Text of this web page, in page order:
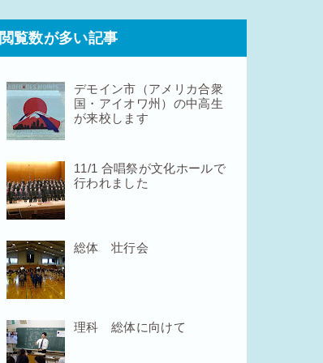
閲覧数が多い記事
デモイン市（アメリカ合衆
国・アイオワ州）の中高生
が来校します
11/1 合唱祭が文化ホールで
行われました
総体 壮行会
理科 総体に向けて